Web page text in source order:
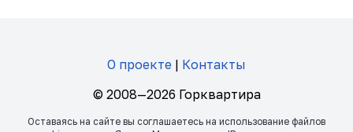
О проекте | Контакты
© 2008—2026 Горквартира
Оставаясь на сайте вы соглашаетесь на использование файлов